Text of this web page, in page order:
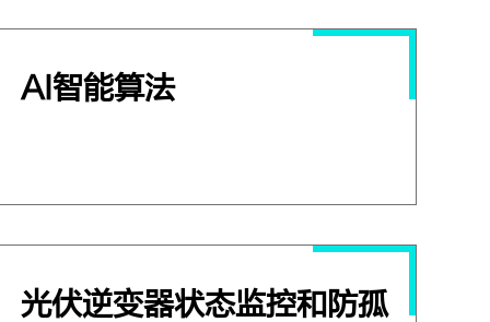
AI智能算法
光伏逆变器状态监控和防孤